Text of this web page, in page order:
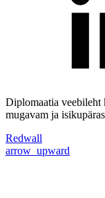
Diplomaatia veebileht
mugavam ja
Redwall
arrow_upward